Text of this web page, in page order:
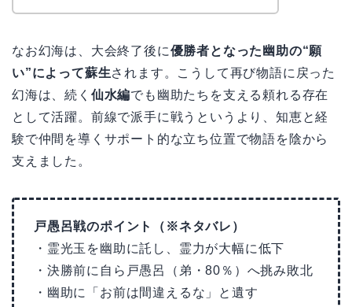
なお幻海は、大会終了後に優勝者となった幽助の“願
い”によって蘇生されます。こうして再び物語に戻った
幻海は、続く 仙水編でも幽助たちを支える頼れる存在
として活躍。前線で派手に戦うというより、知恵と経
験で仲間を導くサポート的な立ち位置で物語を陰から
支えました。
戸愚呂戦のポイント（※ネタバレ）
・霊光玉を幽助に託し、霊力が大幅に低下
・決勝前に自ら戸愚呂（弟・80％）へ挑み敗北
・幽助に「お前は間違えるな」と遺す